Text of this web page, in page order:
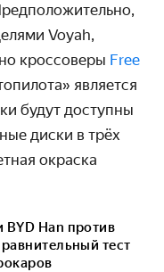
Voyah,
кроссоверы Free
является
будут доступны
диски в трёх
окраска
BYD Han против
тест